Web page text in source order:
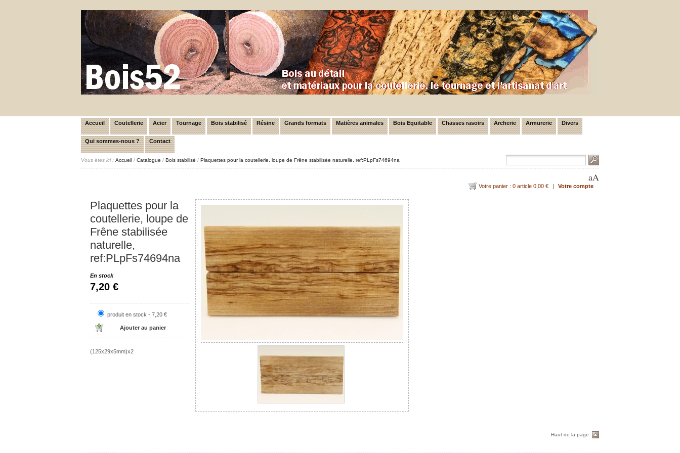
Accueil Coutellerie Acier Tournage Bois stabilisé Résine Grands formats Matières animales Bois Equitable Chasses rasoirs Archerie Armurerie Divers
Qui sommes-nous ? Contact
Vous êtes ici : Accueil / Catalogue / Bois stabilisé / Plaquettes pour la coutellerie, loupe de Frêne stabilisée naturelle, ref:PLpFs74694na
aA
Votre panier : 0 article 0,00 € | Votre compte
Plaquettes pour la
coutellerie, loupe de
Frêne stabilisée
naturelle,
ref:PLpFs74694na
En stock
7,20 €
produit en stock - 7,20 €
(125x29x5mm)x2
Haut de la page